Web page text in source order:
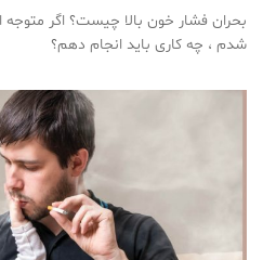
بحران فشار خون بالا چیست؟ اگر متوجه
شدم ، چه کاری باید انجام دهم؟